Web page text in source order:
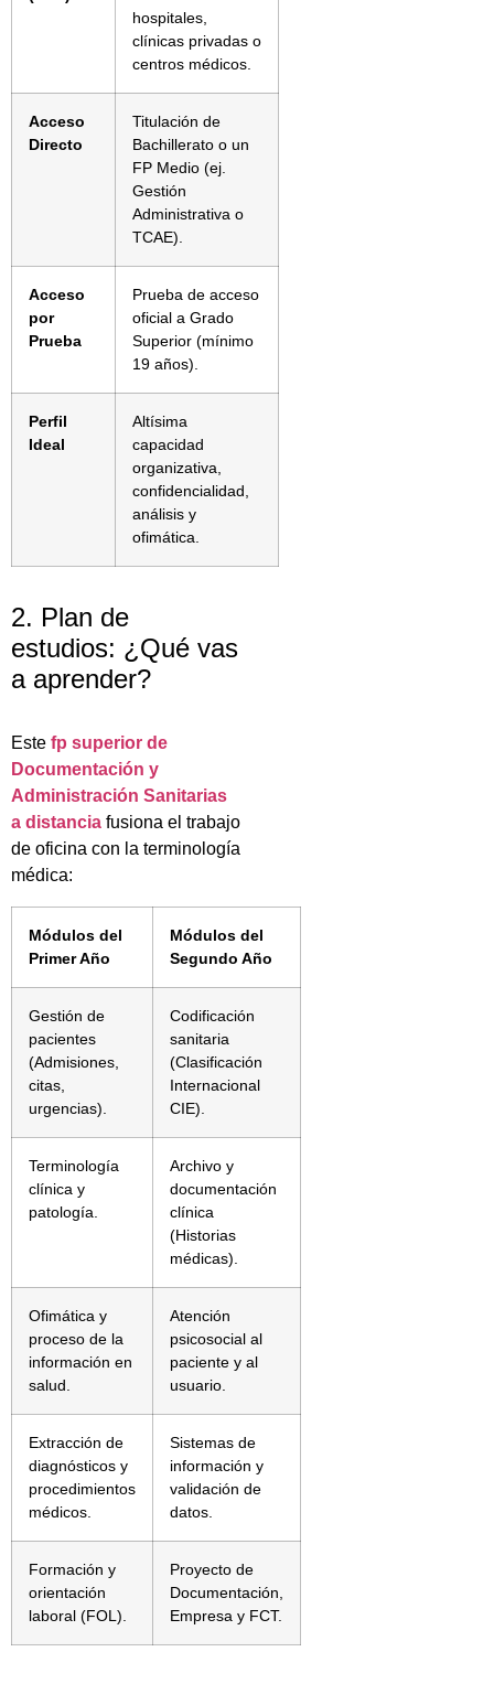
hospitales,
clínicas privadas o
centros médicos.
Acceso
Directo
Titulación de
Bachillerato o un
FP Medio (ej.
Gestión
Administrativa o
TCAE).
Acceso
por
Prueba
Prueba de acceso
oficial a Grado
Superior (mínimo
19 años).
Perfil
Ideal
Altísima
capacidad
organizativa,
confidencialidad,
análisis y
ofimática.
2. Plan de
estudios: ¿Qué vas
a aprender?
Este fp superior de
Documentación y
Administración Sanitarias
a distancia fusiona el trabajo
de oficina con la terminología
médica:
Módulos del
Primer Año
Módulos del
Segundo Año
Gestión de
pacientes
(Admisiones,
citas,
urgencias).
Codificación
sanitaria
(Clasificación
Internacional
CIE).
Terminología
clínica y
patología.
Archivo y
documentación
clínica
(Historias
médicas).
Ofimática y
proceso de la
información en
salud.
Atención
psicosocial al
paciente y al
usuario.
Extracción de
diagnósticos y
procedimientos
médicos.
Sistemas de
información y
validación de
datos.
Formación y
orientación
laboral (FOL).
Proyecto de
Documentación,
Empresa y FCT.